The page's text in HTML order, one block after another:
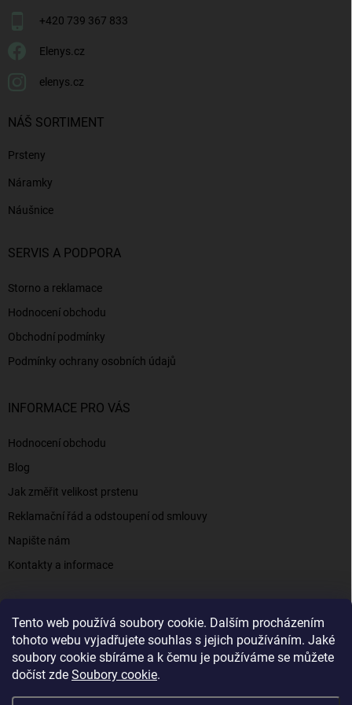
Tento web používá soubory cookie. Dalším procházením
tohoto webu vyjadřujete souhlas s jejich používáním. Jaké
soubory cookie sbíráme a k čemu je používáme se můžete
dočíst zde Soubory cookie.
+420 739 367 833
Elenys.cz
elenys.cz
NÁŠ SORTIMENT
Prsteny
Náramky
Náušnice
SERVIS A PODPORA
Storno a reklamace
Hodnocení obchodu
Obchodní podmínky
Podmínky ochrany osobních údajů
INFORMACE PRO VÁS
Hodnocení obchodu
Blog
Jak změřit velikost prstenu
Reklamační řád a odstoupení od smlouvy
Napište nám
Kontakty a informace
Elenys.cz - šperky, kterým věříte už od roku 2016